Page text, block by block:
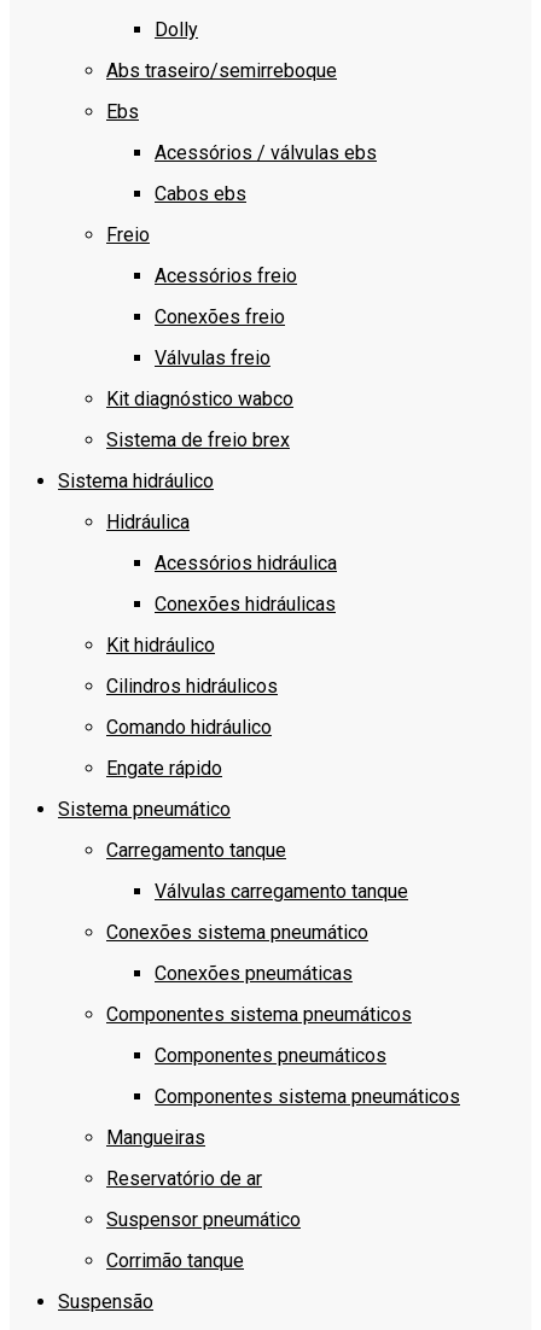
Dolly
Abs traseiro/semirreboque
Ebs
Acessórios / válvulas ebs
Cabos ebs
Freio
Acessórios freio
Conexões freio
Válvulas freio
Kit diagnóstico wabco
Sistema de freio brex
Sistema hidráulico
Hidráulica
Acessórios hidráulica
Conexões hidráulicas
Kit hidráulico
Cilindros hidráulicos
Comando hidráulico
Engate rápido
Sistema pneumático
Carregamento tanque
Válvulas carregamento tanque
Conexões sistema pneumático
Conexões pneumáticas
Componentes sistema pneumáticos
Componentes pneumáticos
Componentes sistema pneumáticos
Mangueiras
Reservatório de ar
Suspensor pneumático
Corrimão tanque
Suspensão